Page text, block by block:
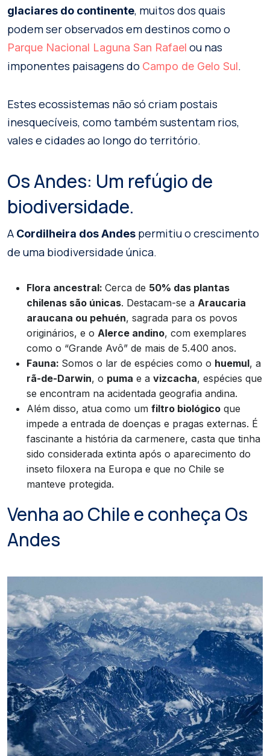
glaciares do continente, muitos dos quais
podem ser observados em destinos como o
Parque Nacional Laguna San Rafael ou nas
imponentes paisagens do Campo de Gelo Sul.
Estes ecossistemas não só criam postais
inesquecíveis, como também sustentam rios,
vales e cidades ao longo do território.
Os Andes: Um refúgio de
biodiversidade.
A Cordilheira dos Andes permitiu o crescimento
de uma biodiversidade única.
Flora ancestral: Cerca de 50% das plantas
chilenas são únicas. Destacam-se a Araucaria
araucana ou pehuén, sagrada para os povos
originários, e o Alerce andino, com exemplares
como o “Grande Avô” de mais de 5.400 anos.
Fauna: Somos o lar de espécies como o huemul, a
rã-de-Darwin, o puma e a vizcacha, espécies que
se encontram na acidentada geografia andina.
Além disso, atua como um filtro biológico que
impede a entrada de doenças e pragas externas. É
fascinante a história da carmenere, casta que tinha
sido considerada extinta após o aparecimento do
inseto filoxera na Europa e que no Chile se
manteve protegida.
Venha ao Chile e conheça Os
Andes